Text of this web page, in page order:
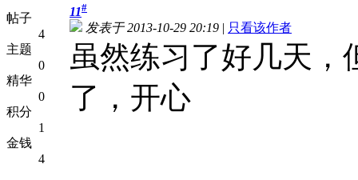
帖子
4
主题
0
精华
0
积分
1
金钱
4
11#
发表于 2013-10-29 20:19 | 只看该作者
虽然练习了好几天，
了，开心